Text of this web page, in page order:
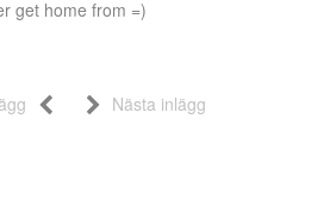
get home from =)
Nästa inlägg